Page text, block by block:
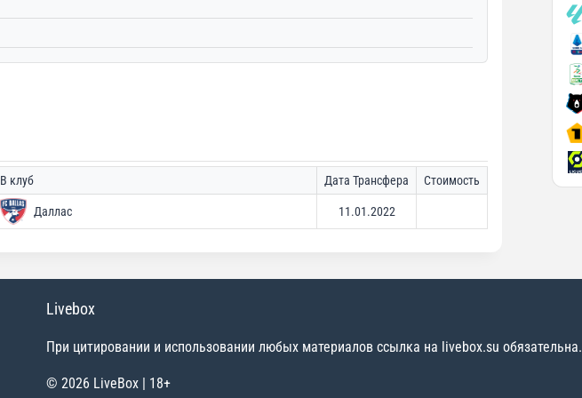
В клуб Дата Трансфера Стоимость
Даллас 11.01.2022
Livebox
При цитировании и использовании любых материалов ссылка на livebox.su обязательна.
© 2026 LiveBox | 18+